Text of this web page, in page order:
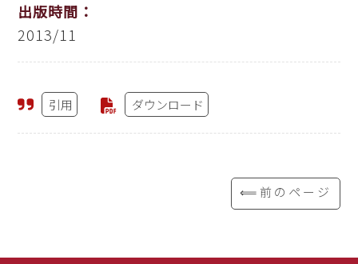
出版時間：
2013/11
引用 ダウンロード
⟸前のページ